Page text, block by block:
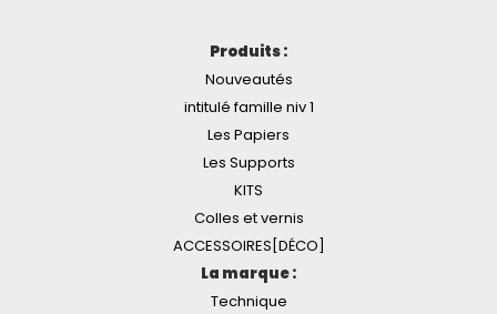
Produits :
Nouveautés
intitulé famille niv 1
Les Papiers
Les Supports
KITS
Colles et vernis
ACCESSOIRES[DÉCO]
La marque :
Technique